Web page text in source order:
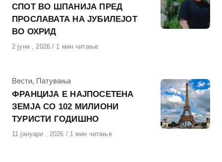
СПОТ ВО ШПАНИЈА ПРЕД
ПРОСЛАВАТА НА ЈУБИЛЕЈОТ
ВО ОХРИД
Објавено
2 јуни , 2026 1 мин читање
КАтегорија
Вести, Патувања
ФРАНЦИЈА Е НАЈПОСЕТЕНА
ЗЕМЈА СО 102 МИЛИОНИ
ТУРИСТИ ГОДИШНО
Објавено
11 јануари , 2026 1 мин читање